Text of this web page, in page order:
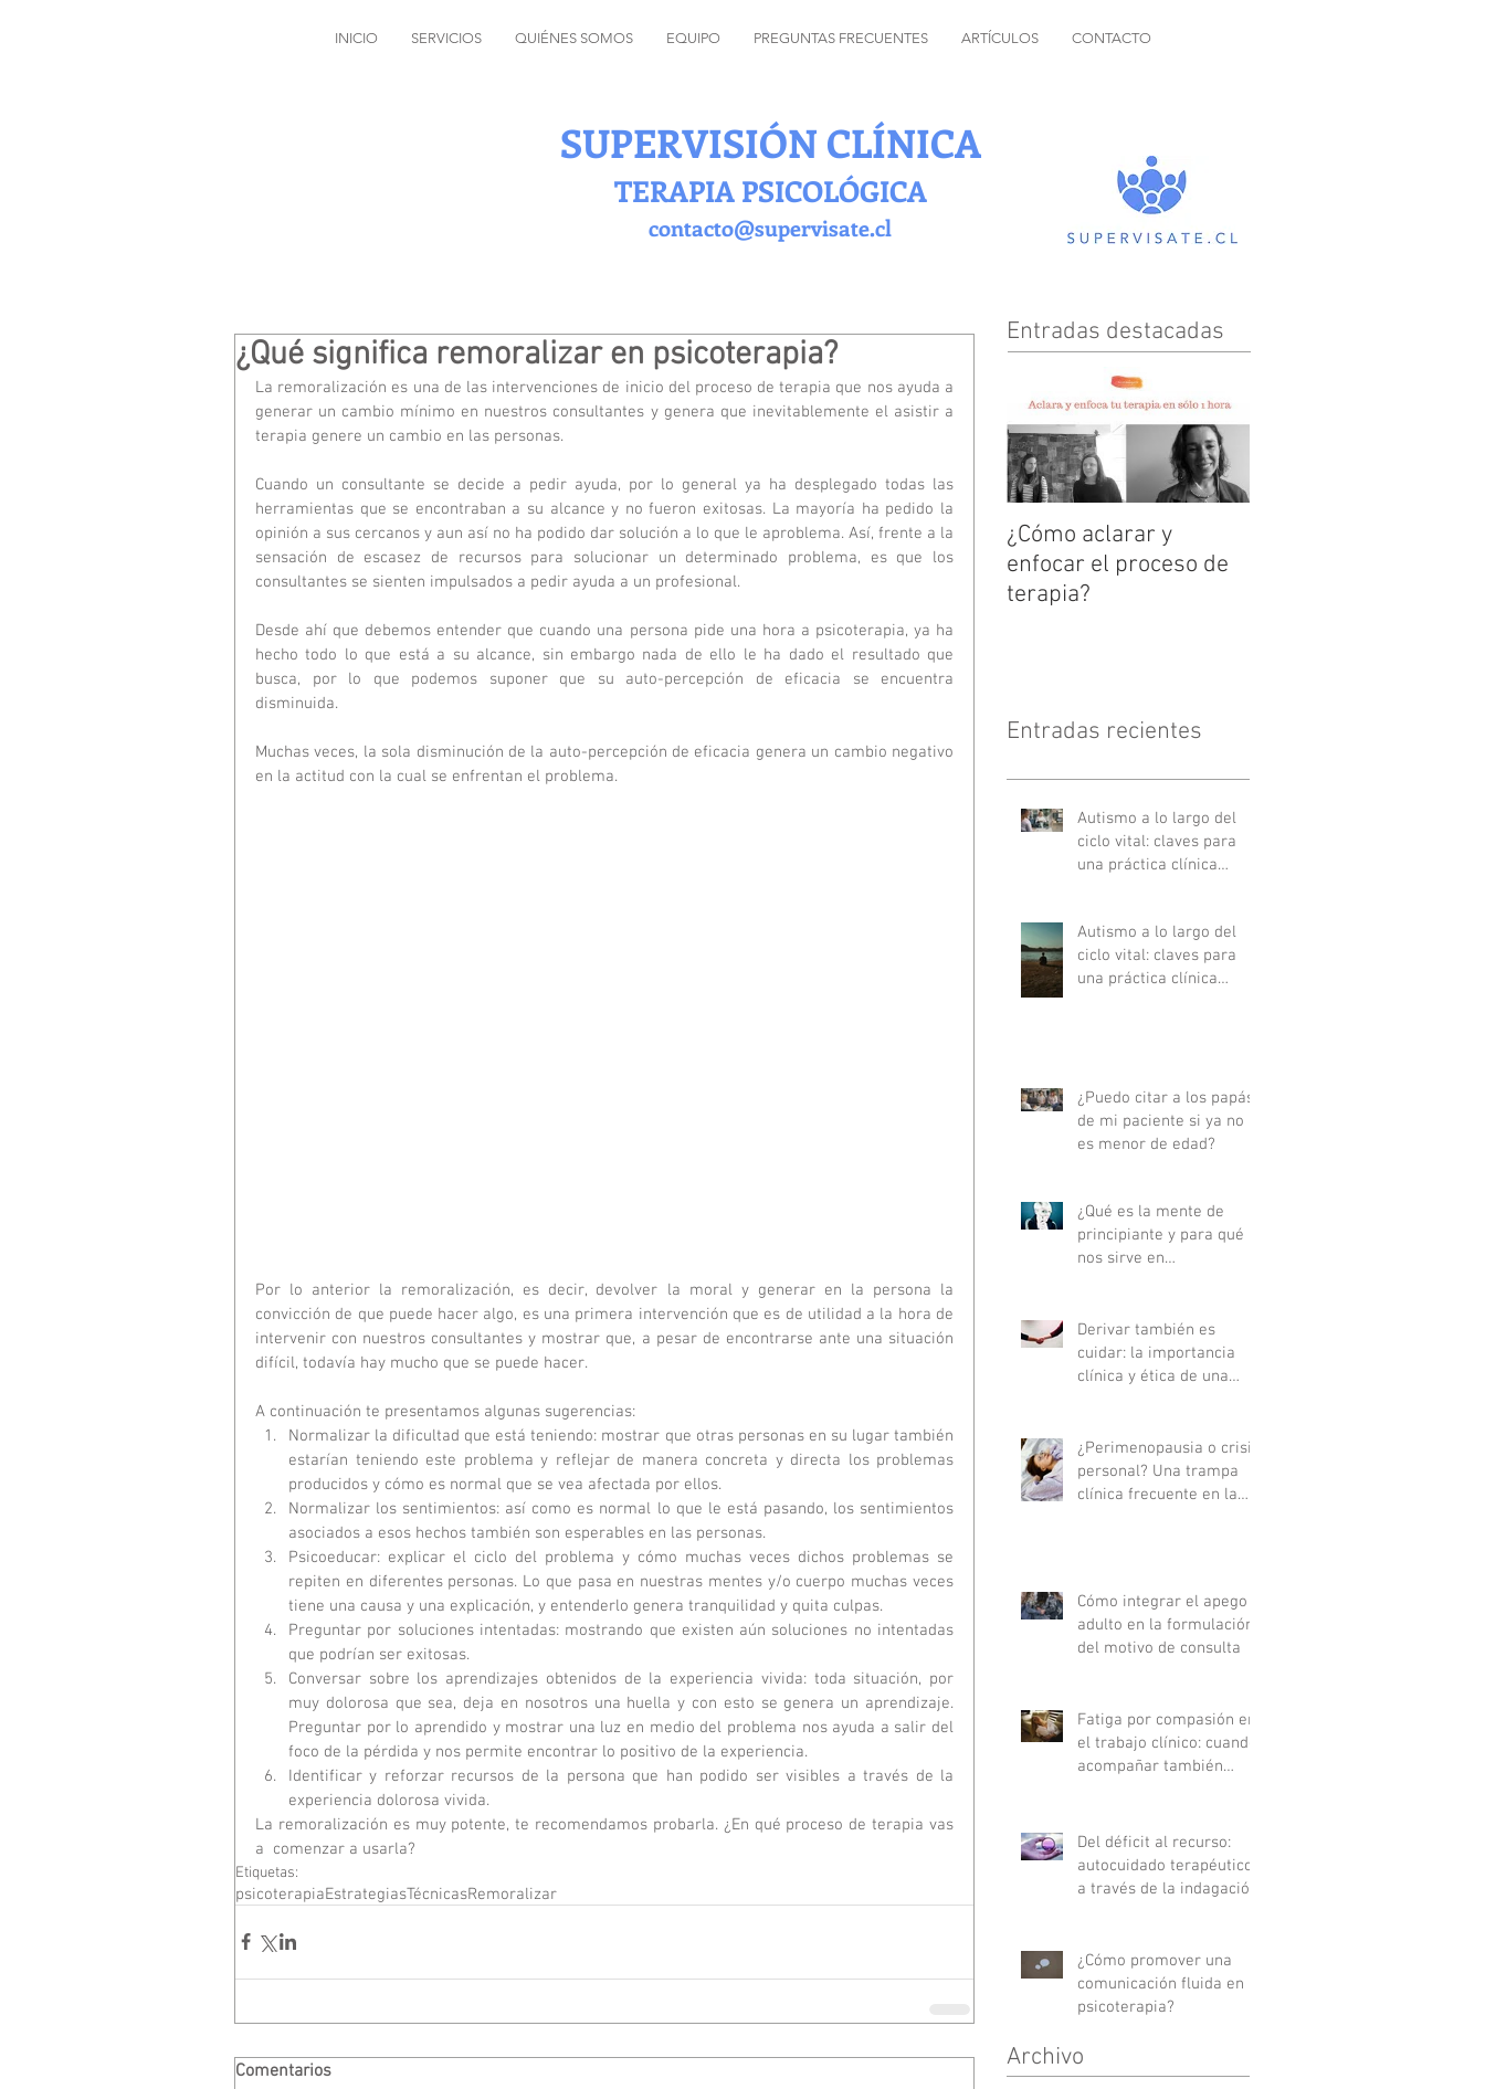
INICIO SERVICIOS QUIÉNES SOMOS EQUIPO PREGUNTAS FRECUENTES ARTÍCULOS CONTACTO
SUPERVISIÓN CLÍNICA
TERAPIA PSICOLÓGICA
contacto@supervisate.cl
¿Qué significa remoralizar en psicoterapia?
La remoralización es una de las intervenciones de inicio del proceso de terapia que nos ayuda a
generar un cambio mínimo en nuestros consultantes y genera que inevitablemente el asistir a
terapia genere un cambio en las personas.
Cuando un consultante se decide a pedir ayuda, por lo general ya ha desplegado todas las
herramientas que se encontraban a su alcance y no fueron exitosas. La mayoría ha pedido la
opinión a sus cercanos y aun así no ha podido dar solución a lo que le aproblema. Así, frente a la
sensación de escasez de recursos para solucionar un determinado problema, es que los
consultantes se sienten impulsados a pedir ayuda a un profesional.
Desde ahí que debemos entender que cuando una persona pide una hora a psicoterapia, ya ha
hecho todo lo que está a su alcance, sin embargo nada de ello le ha dado el resultado que
busca, por lo que podemos suponer que su auto-percepción de eficacia se encuentra
disminuida.
Muchas veces, la sola disminución de la auto-percepción de eficacia genera un cambio negativo
en la actitud con la cual se enfrentan el problema.
Por lo anterior la remoralización, es decir, devolver la moral y generar en la persona la
convicción de que puede hacer algo, es una primera intervención que es de utilidad a la hora de
intervenir con nuestros consultantes y mostrar que, a pesar de encontrarse ante una situación
difícil, todavía hay mucho que se puede hacer.
A continuación te presentamos algunas sugerencias:
Normalizar la dificultad que está teniendo: mostrar que otras personas en su lugar también
estarían teniendo este problema y reflejar de manera concreta y directa los problemas
producidos y cómo es normal que se vea afectada por ellos.
Normalizar los sentimientos: así como es normal lo que le está pasando, los sentimientos
asociados a esos hechos también son esperables en las personas.
Psicoeducar: explicar el ciclo del problema y cómo muchas veces dichos problemas se
repiten en diferentes personas. Lo que pasa en nuestras mentes y/o cuerpo muchas veces
tiene una causa y una explicación, y entenderlo genera tranquilidad y quita culpas.
Preguntar por soluciones intentadas: mostrando que existen aún soluciones no intentadas
que podrían ser exitosas.
Conversar sobre los aprendizajes obtenidos de la experiencia vivida: toda situación, por
muy dolorosa que sea, deja en nosotros una huella y con esto se genera un aprendizaje.
Preguntar por lo aprendido y mostrar una luz en medio del problema nos ayuda a salir del
foco de la pérdida y nos permite encontrar lo positivo de la experiencia.
Identificar y reforzar recursos de la persona que han podido ser visibles a través de la
experiencia dolorosa vivida.
La remoralización es muy potente, te recomendamos probarla. ¿En qué proceso de terapia vas
a  comenzar a usarla?
Etiquetas:
psicoterapiaEstrategiasTécnicasRemoralizar
Comentarios
Entradas destacadas
¿Cómo aclarar y
enfocar el proceso de
terapia?
Entradas recientes
Autismo a lo largo del
ciclo vital: claves para
una práctica clínica
Autismo a lo largo del
ciclo vital: claves para
una práctica clínica
¿Puedo citar a los papás
de mi paciente si ya no
es menor de edad?
¿Qué es la mente de
principiante y para qué
nos sirve en
Derivar también es
cuidar: la importancia
clínica y ética de una
¿Perimenopausia o crisis
personal? Una trampa
clínica frecuente en la
Cómo integrar el apego
adulto en la formulación
del motivo de consulta
Fatiga por compasión en
el trabajo clínico: cuando
acompañar también
Del déficit al recurso:
autocuidado terapéutico
a través de la indagación
¿Cómo promover una
comunicación fluida en
psicoterapia?
Archivo